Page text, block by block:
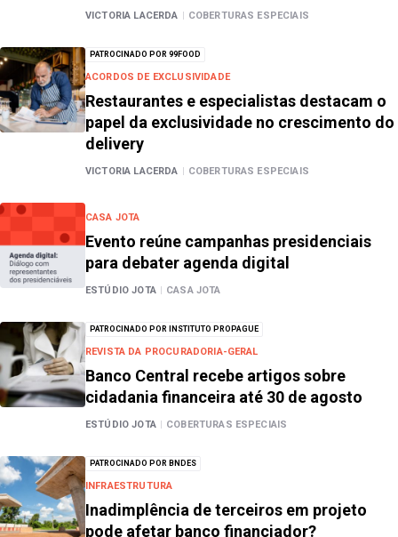
VICTORIA LACERDA | COBERTURAS ESPECIAIS
PATROCINADO POR 99FOOD
ACORDOS DE EXCLUSIVIDADE
Restaurantes e especialistas destacam o
papel da exclusividade no crescimento do
delivery
VICTORIA LACERDA | COBERTURAS ESPECIAIS
CASA JOTA
Evento reúne campanhas presidenciais
para debater agenda digital
ESTÚDIO JOTA | CASA JOTA
PATROCINADO POR INSTITUTO PROPAGUE
REVISTA DA PROCURADORIA-GERAL
Banco Central recebe artigos sobre
cidadania financeira até 30 de agosto
ESTÚDIO JOTA | COBERTURAS ESPECIAIS
PATROCINADO POR BNDES
INFRAESTRUTURA
Inadimplência de terceiros em projeto
pode afetar banco financiador?